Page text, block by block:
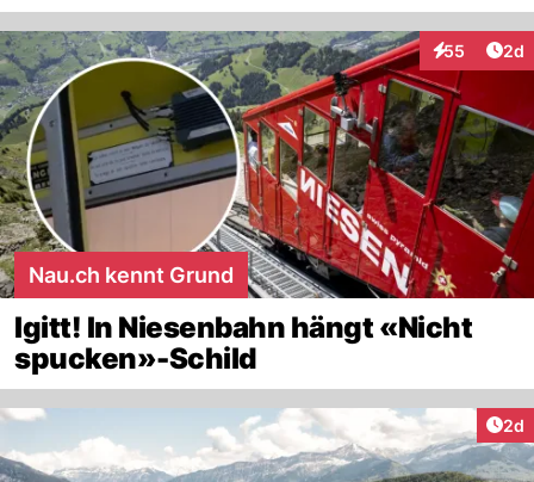
55
Interaktionen
2d
Nau.ch kennt Grund
Igitt! In Niesenbahn hängt «Nicht
spucken»-Schild
2d